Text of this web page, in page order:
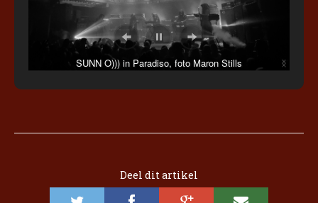
SUNN O))) in Paradiso, foto Maron Stills
Deel dit artikel